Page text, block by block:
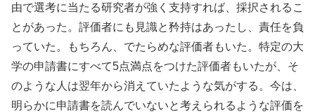
由で選考に当たる研究者が強く支持すれば、採択されるこ
とがあった。評価者にも見識と矜持はあったし、責任を負
っていた。もちろん、でたらめな評価者もいた。特定の大
学の申請書にすべて5点満点をつけた評価者もいたが、そ
のような人は翌年から消えていたような気がする。今は、
明らかに申請書を読んでいないと考えられるような評価を